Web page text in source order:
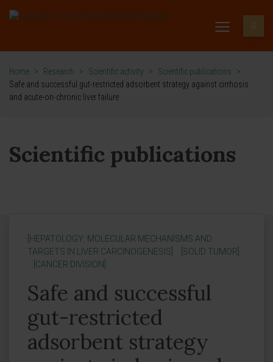
Home > Research > Scientific activity > Scientific publications
>
Safe and successful gut-restricted adsorbent strategy against cirrhosis
and acute-on-chronic liver failure
Scientific publications
[HEPATOLOGY: MOLECULAR MECHANISMS AND
TARGETS IN LIVER CARCINOGENESIS]
[SOLID TUMOR]
[CANCER DIVISION]
Safe and successful
gut-restricted
adsorbent strategy